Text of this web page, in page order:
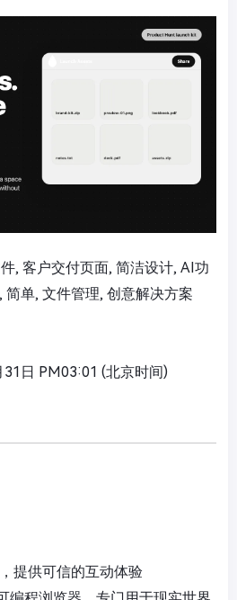
件, 客户交付页面, 简洁设计, AI功
简单, 文件管理, 创意解决方案
31日 PM03:01 (北京时间)
提供可信的互动体验